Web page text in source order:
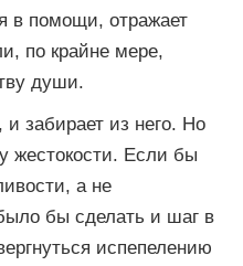
в помощи, отражает
по крайне мере,
души.
и забирает из него. Но
жестокости. Если бы
а не
бы сделать и шаг в
испепелению